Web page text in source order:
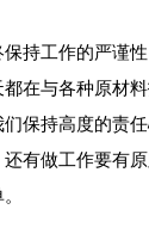
持工作的严谨
在与各种原材
保持高度的责
有做工作要有